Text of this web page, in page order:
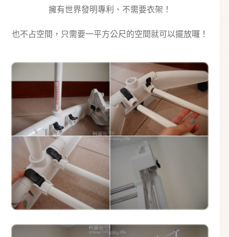
擁有世界發明專利、不需要衣架！
也不占空間，只需要一平方公尺的空間就可以擺放囉！